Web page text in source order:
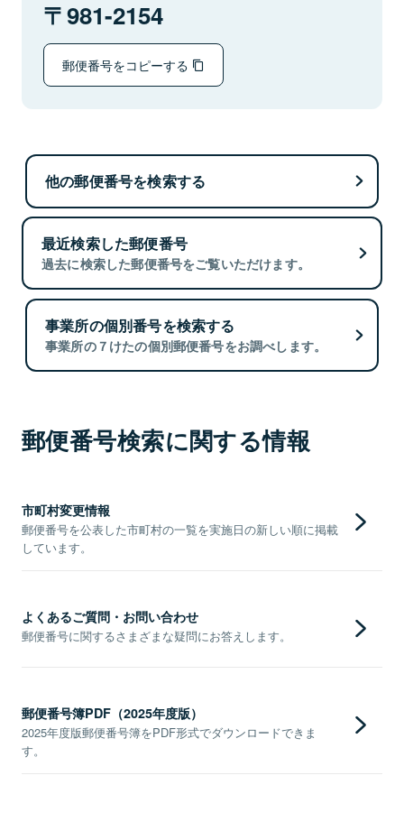
981-2154
郵便番号をコピーする
他の郵便番号を検索する
最近検索した郵便番号
過去に検索した郵便番号をご覧いただけます。
事業所の個別番号を検索する
事業所の７けたの個別郵便番号をお調べします。
郵便番号検索に関する情報
市町村変更情報
郵便番号を公表した市町村の一覧を実施日の新しい順に掲載
しています。
よくあるご質問・お問い合わせ
郵便番号に関するさまざまな疑問にお答えします。
郵便番号簿PDF（2025年度版）
2025年度版郵便番号簿をPDF形式でダウンロードできま
す。